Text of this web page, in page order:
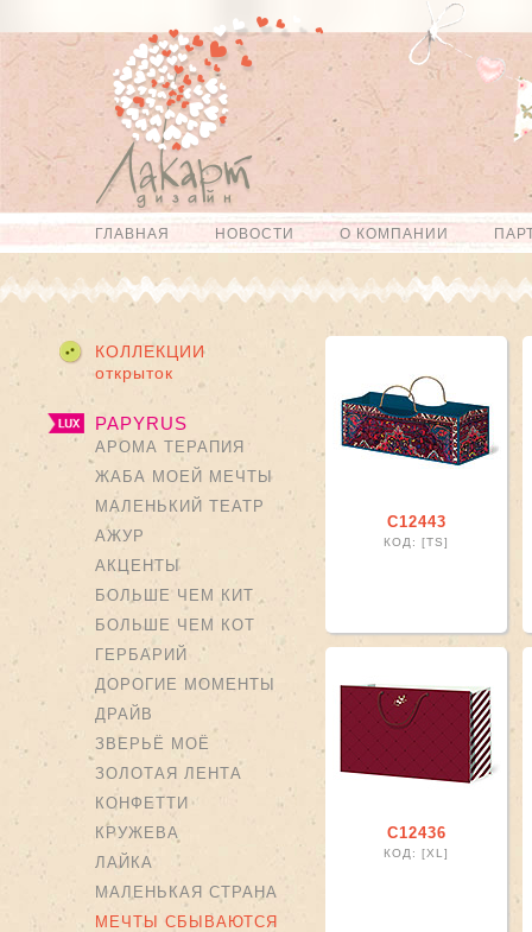
Перейти к
основному
содержанию
Skip to
navigation
Главное меню
ГЛАВНАЯ НОВОСТИ О КОМПАНИИ
КОЛЛЕКЦИИ
открыток
PAPYRUS
АРОМА ТЕРАПИЯ
ЖАБА МОЕЙ МЕЧТЫ
МАЛЕНЬКИЙ ТЕАТР
АЖУР
АКЦЕНТЫ
БОЛЬШЕ ЧЕМ КИТ
БОЛЬШЕ ЧЕМ КОТ
ГЕРБАРИЙ
ДОРОГИЕ МОМЕНТЫ
ДРАЙВ
ЗВЕРЬЁ МОЁ
ЗОЛОТАЯ ЛЕНТА
КОНФЕТТИ
КРУЖЕВА
ЛАЙКА
МАЛЕНЬКАЯ СТРАНА
МЕЧТЫ СБЫВАЮТСЯ
С12443
КОД: [TS]
С12436
КОД: [XL]